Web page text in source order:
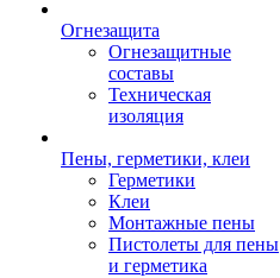
Огнезащита
Огнезащитные
составы
Техническая
изоляция
Пены, герметики, клеи
Герметики
Клеи
Монтажные пены
Пистолеты для пены
и герметика